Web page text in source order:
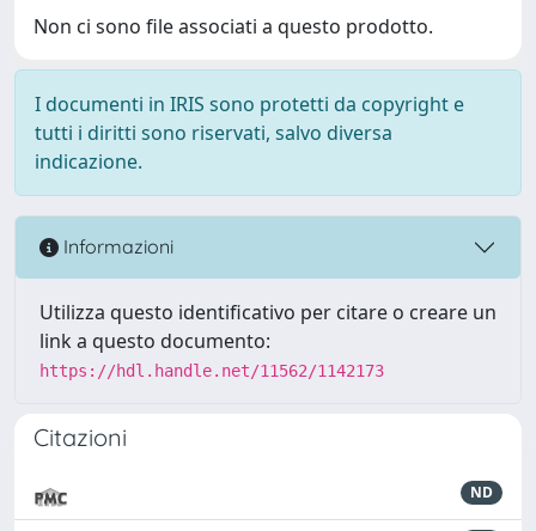
Non ci sono file associati a questo prodotto.
I documenti in IRIS sono protetti da copyright e
tutti i diritti sono riservati, salvo diversa
indicazione.
Informazioni
Utilizza questo identificativo per citare o creare un
link a questo documento:
https://hdl.handle.net/11562/1142173
Citazioni
ND